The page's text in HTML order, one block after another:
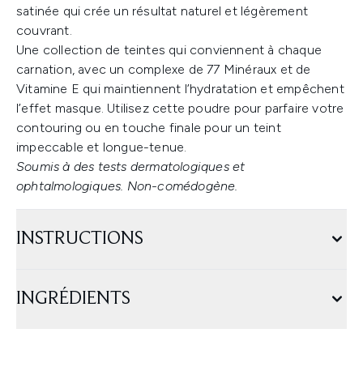
satinée qui crée un résultat naturel et légèrement
couvrant.
Une collection de teintes qui conviennent à chaque
carnation, avec un complexe de 77 Minéraux et de
Vitamine E qui maintiennent l’hydratation et empêchent
l’effet masque. Utilisez cette poudre pour parfaire votre
contouring ou en touche finale pour un teint
impeccable et longue-tenue.
Soumis à des tests dermatologiques et
ophtalmologiques. Non-comédogène.
INSTRUCTIONS
INGRÉDIENTS